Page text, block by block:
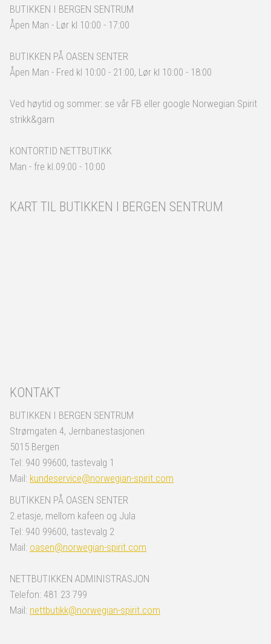
BUTIKKEN I BERGEN SENTRUM
Åpen Man - Lør kl 10:00 - 17:00
BUTIKKEN PÅ OASEN SENTER
Åpen Man - Fred kl 10:00 - 21:00, Lør kl 10:00 - 18:00
Ved høytid og sommer: se vår FB eller google Norwegian Spirit
strikk&garn
KONTORTID NETTBUTIKK
Man - fre kl.09:00 - 10:00
KART TIL BUTIKKEN I BERGEN SENTRUM
KONTAKT
BUTIKKEN I BERGEN SENTRUM
Strømgaten 4, Jernbanestasjonen
5015 Bergen
Tel: 940 99600, tastevalg 1
Mail: kundeservice@norwegian-spirit.com
BUTIKKEN PÅ OASEN SENTER
2.etasje, mellom kafeen og Jula
Tel: 940 99600, tastevalg 2
Mail: oasen@norwegian-spirit.com
NETTBUTIKKEN ADMINISTRASJON
Telefon: 481 23 799
Mail: nettbutikk@norwegian-spirit.com